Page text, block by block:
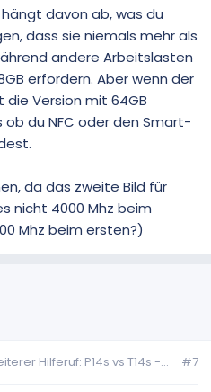
davon ab, was du
dass sie niemals mehr als
andere Arbeitslasten
erfordern. Aber wenn der
die Version mit 64GB
ob du NFC oder den Smart-
da das zweite Bild für
nicht 4000 Mhz beim
Mhz beim ersten?)
Hilferuf: P14s vs T14s -... #7